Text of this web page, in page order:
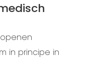
in principe in